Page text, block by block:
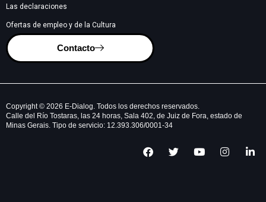
Las declaraciones
Ofertas de empleo y de la Cultura
Contacto
Copyright © 2026 E-Dialog. Todos los derechos reservados.
Calle del Río Tostaras, las 24 horas, Sala 402, de Juiz de Fora, estado de
Minas Gerais. Tipo de servicio: 12.393.306/0001-34